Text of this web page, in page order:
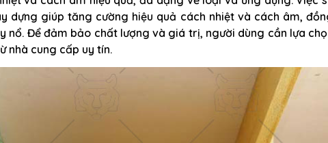
dựng giúp tăng cường hiệu quả cách nhiệt và cách âm,
nổ. Để đảm bảo chất lượng và giá trị, người dùng cần lựa
nhà cung cấp uy tín.